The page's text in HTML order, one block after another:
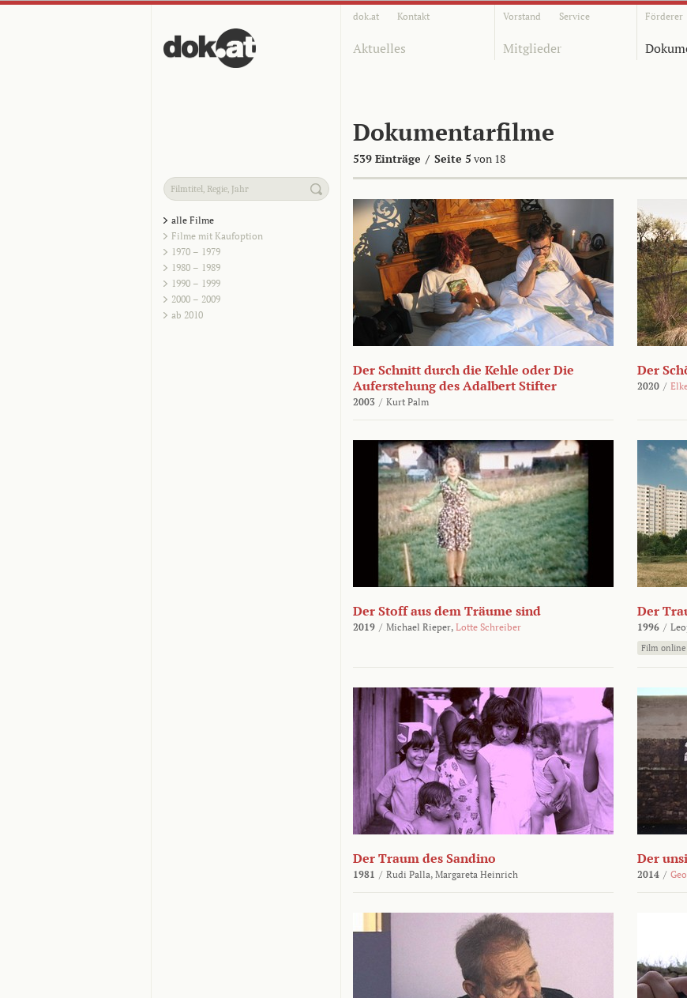
dok.at Kontakt Vorstand Service Förderer
Aktuelles Mitglieder
Dokumentarfilme
539 Einträge / Seite 5 von 18
alle Filme
Filme mit Kaufoption
1970 – 1979
1980 – 1989
1990 – 1999
2000 – 2009
ab 2010
Der Schnitt durch die Kehle oder Die
Auferstehung des Adalbert Stifter
2003 / Kurt Palm
Der
2020 /
Der Stoff aus dem Träume sind
2019 / Michael Rieper, Lotte Schreiber
Der
1996 /
Film
Der Traum des Sandino
1981 / Rudi Palla, Margareta Heinrich
Der
2014 /